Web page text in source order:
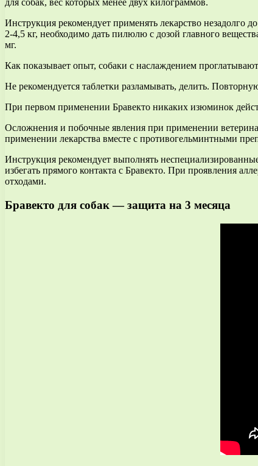
для собак, вес которых менее двух килограммов.
Инструкция рекомендует применять лекарство незадолго
2-4,5 кг, необходимо дать пилюлю с дозой главного
мг.
Как показывает опыт, собаки с наслаждением
Не рекомендуется таблетки разламывать, делить.
При первом применении Бравекто никаких изюминок
Осложнения и побочные явления при применении
применении лекарства вместе с противогельминтными
Инструкция рекомендует выполнять
избегать прямого контакта с Бравекто. При проявления
отходами.
Бравекто для собак — защита на 3 месяца